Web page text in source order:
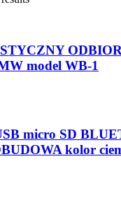
model WB-1
micro SD
kolor